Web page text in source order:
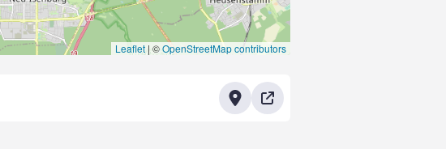
Leaflet | ©OpenStreetMap contributors